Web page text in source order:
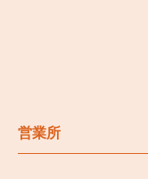
営業所